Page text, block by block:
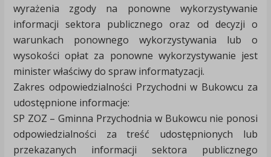
wyrażenia zgody na ponowne wykorzystywanie
informacji sektora publicznego oraz od decyzji o
warunkach ponownego wykorzystywania lub o
wysokości opłat za ponowne wykorzystywanie jest
minister właściwy do spraw informatyzacji.
Zakres odpowiedzialności Przychodni w Bukowcu za
udostępnione informacje:
SP ZOZ – Gminna Przychodnia w Bukowcu nie ponosi
odpowiedzialności za treść udostępnionych lub
przekazanych informacji sektora publicznego